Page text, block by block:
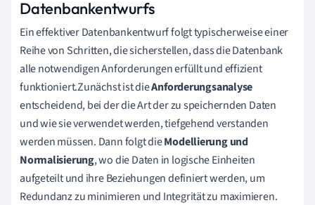
Datenbankentwurfs
Ein effektiver Datenbankentwurf folgt typischerweise einer
Reihe von Schritten, die sicherstellen, dass die Datenbank
alle notwendigen Anforderungen erfüllt und effizient
funktioniert.Zunächst ist dieAnforderungsanalyse
entscheidend, bei der die Art der zu speichernden Daten
und wie sie verwendet werden, tiefgehend verstanden
werden müssen. Dann folgt dieModellierung und
Normalisierung, wo die Daten in logische Einheiten
aufgeteilt und ihre Beziehungen definiert werden, um
Redundanz zu minimieren und Integrität zu maximieren.